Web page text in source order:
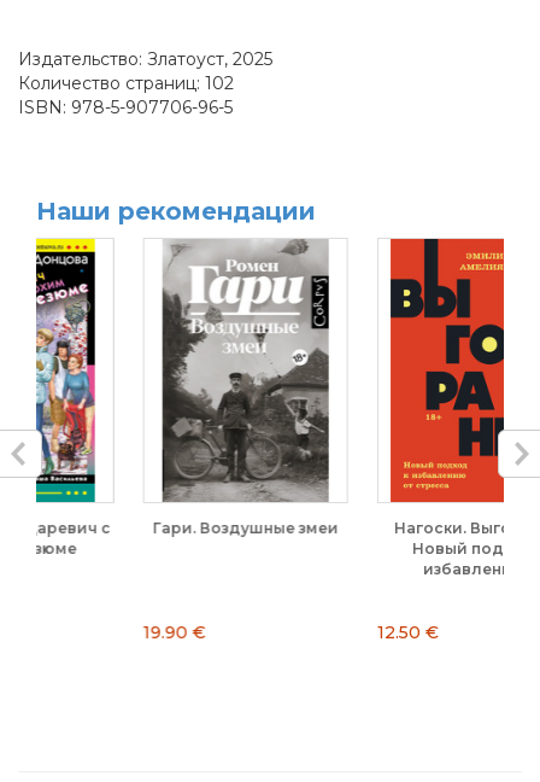
Издательство: Златоуст, 2025
Количество страниц: 102
ISBN: 978-5-907706-96-5
Наши рекомендации
Гари. Воздушные змеи
Нагоски. Выгорание.
Новый подход к
избавлению...